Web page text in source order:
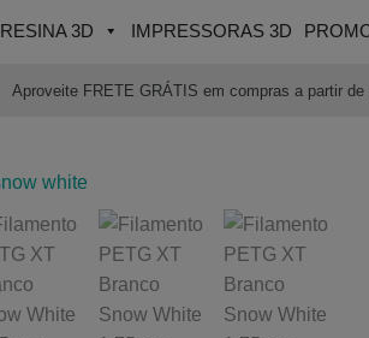
RESINA 3D IMPRESSORAS 3D
Aproveite FRETE GRÁTIS em compras a partir